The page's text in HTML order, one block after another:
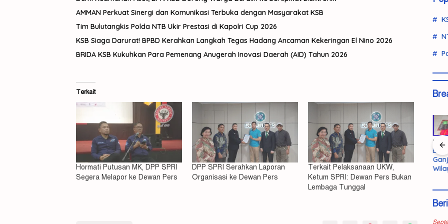
AMMAN Perkuat Sinergi dan Komunikasi Terbuka dengan Masyarakat KSB
Tim Bulutangkis Polda NTB Ukir Prestasi di Kapolri Cup 2026
KSB Siaga Darurat! BPBD Kerahkan Langkah Tegas Hadang Ancaman Kekeringan El Nino 2026
BRIDA KSB Kukuhkan Para Pemenang Anugerah Inovasi Daerah (AID) Tahun 2026
Terkait
Hormati Putusan MK, DPP SPRI
Segera Melapor ke Dewan Pers
DPP SPRI Serahkan Laporan
Organisasi ke Dewan Pers
Terkait Pelaksanaan UKW,
Ketum SPRI: Dewan Pers Bukan
Lembaga Tunggal
Pelaku
Asusila
Nyaris Tewas,
Tiga Kasus
Misteri
Kematian
Mahasiswi
Unram
Polisi Ringkus
Kurir Ganja
Antarprovinsi
di Pasaman
Barat
URC Polresta
Mataram
Sikat Titik
Rawan Lewat